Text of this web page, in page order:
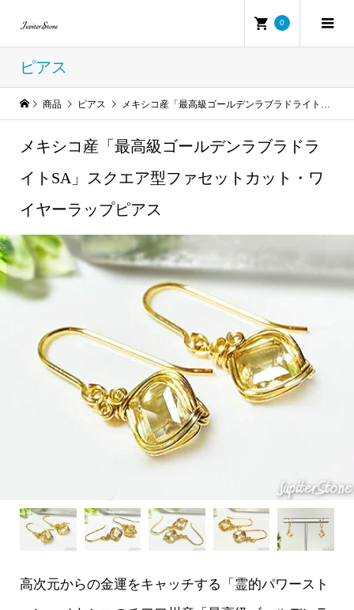
0
ピアス
商品 ピアス メキシコ産「最高級ゴールデンラブラドライトSA」スクエア型ファセットカット・ワイヤーラップピアス
メキシコ産「最高級ゴールデンラブラドラ
イトSA」スクエア型ファセットカット・ワ
イヤーラップピアス
高次元からの金運をキャッチする「霊的パワースト